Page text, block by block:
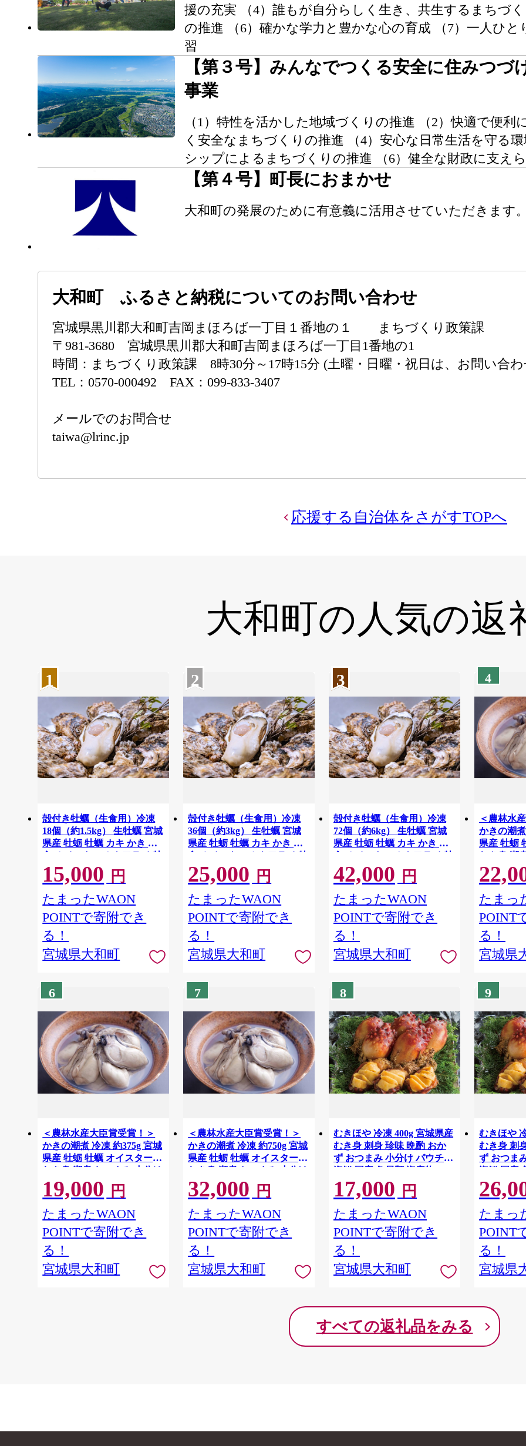
援の充実 （4）誰もが自分らしく生き、共生するまちづ
の推進 （6）確かな学力と豊かな心の育成 （7）一人ひ
習
【第３号】みんなでつくる安全に住みつ
事業
（1）特性を活かした地域づくりの推進 （2）快適で便
く安全なまちづくりの推進 （4）安心な日常生活を守る
シップによるまちづくりの推進 （6）健全な財政に支え
【第４号】町長におまかせ
大和町の発展のために有意義に活用させていただきます
大和町 ふるさと納税についてのお問い合わせ
宮城県黒川郡大和町吉岡まほろば一丁目１番地の１ まちづくり政策課
〒981-3680 宮城県黒川郡大和町吉岡まほろば一丁目1番地の1
時間：まちづくり政策課 8時30分～17時15分 (土曜・日曜・祝日は、お問い合
TEL：0570-000492 FAX：099-833-3407
メールでのお問合せ
taiwa@lrinc.jp
応援する自治体をさがすTOPへ
大和町の 人気の返
1
殻付き牡蠣（生食用）冷凍
18個（約1.5kg） 生牡蠣 宮城
県産 牡蛎 牡蠣 カキ かき 生
食 オイスター カキフライ 牡
蠣鍋 海鮮 国産 魚貝類 バー
ベキュー BBQ 【末永海産株
式会社】ta679
15,000 円
たまったWAON
POINTで寄附でき
る！
宮城県大和町
2
殻付き牡蠣（生食用）冷凍
36個（約3kg） 生牡蠣 宮城
県産 牡蛎 牡蠣 カキ かき 生
食 オイスター カキフライ 牡
蠣鍋 海鮮 国産 魚貝類 バー
ベキュー BBQ 【末永海産株
式会社】ta680
25,000 円
たまったWAON
POINTで寄附でき
る！
宮城県大和町
3
殻付き牡蠣（生食用）冷凍
72個（約6kg） 生牡蠣 宮城
県産 牡蛎 牡蠣 カキ かき 生
食 オイスター カキフライ 牡
蠣鍋 海鮮 国産 魚貝類 バー
ベキュー BBQ 【末永海産株
式会社】ta681
42,000 円
たまったWAON
POINTで寄附でき
る！
宮城県大和町
4
＜農林水
かきの潮
県産 牡蛎
むき身 潮
パウチ 海
【末永海
たまっ
POINT
る！
宮城県
6
＜農林水産大臣賞受賞！＞
かきの潮煮 冷凍 約375g 宮城
県産 牡蛎 牡蠣 オイスター
むき身 潮煮 おつまみ 小分け
パウチ 海鮮 国産 魚貝類
【末永海産株式会社】ta684
19,000 円
たまったWAON
POINTで寄附でき
る！
宮城県大和町
7
＜農林水産大臣賞受賞！＞
かきの潮煮 冷凍 約750g 宮城
県産 牡蛎 牡蠣 オイスター
むき身 潮煮 おつまみ 小分け
パウチ 海鮮 国産 魚貝類
【末永海産株式会社】ta685
32,000 円
たまったWAON
POINTで寄附でき
る！
宮城県大和町
8
むきほや 冷凍 400g 宮城県産
むき身 刺身 珍味 晩酌 おか
ず おつまみ 小分け パウチ
海鮮 国産 魚貝類 海産物
【末永海産株式会社】ta688
17,000 円
たまったWAON
POINTで寄附でき
る！
宮城県大和町
9
むきほや
むき身 刺
ず おつま
海鮮 国産
【末永海
たまっ
POINT
る！
宮城県
すべての返礼品をみる